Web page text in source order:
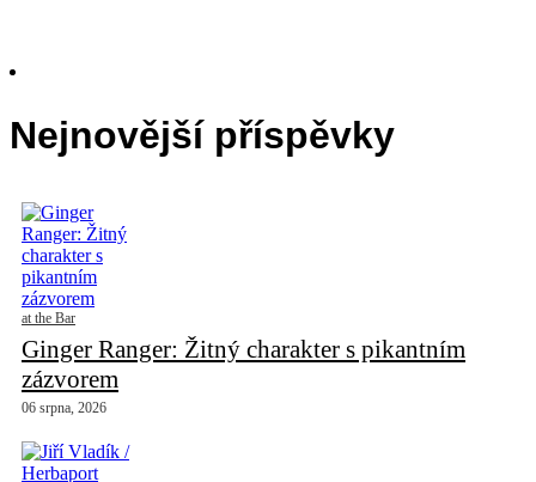
Nejnovější příspěvky
at the Bar
Ginger Ranger: Žitný charakter s pikantním
zázvorem
06 srpna, 2026